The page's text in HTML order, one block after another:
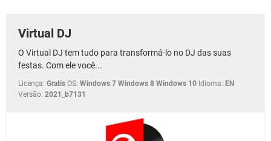
Virtual DJ
O Virtual DJ tem tudo para transformá-lo no DJ das suas
festas. Com ele você...
Licença: Gratis OS: Windows 7 Windows 8 Windows 10 Idioma: EN
Versão: 2021_b7131